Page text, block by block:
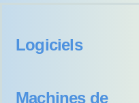
Logiciels
Machines de